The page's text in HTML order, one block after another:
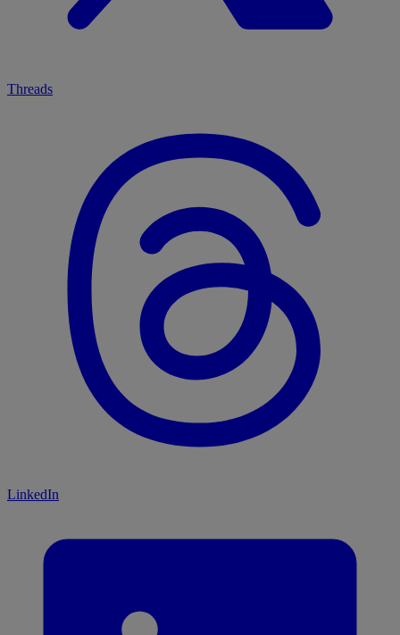
Threads
LinkedIn